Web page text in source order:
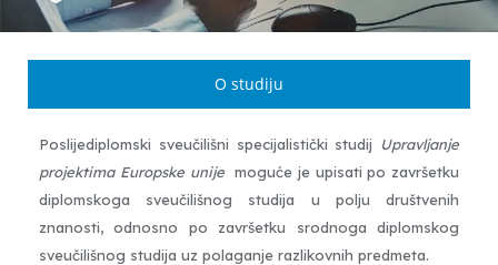
O studiju
Poslijediplomski sveučilišni specijalistički studij
Upravljanje
projektima Europske unijemoguće je upisati po završetku
diplomskoga sveučilišnog studija u polju društvenih
znanosti, odnosno po završetku srodnoga diplomskog
sveučilišnog studija uz polaganje razlikovnih predmeta.